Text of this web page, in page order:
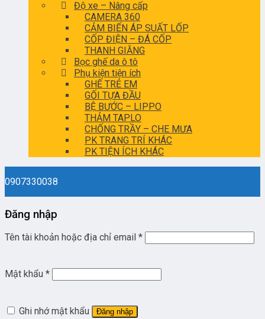
Độ xe – Nâng cấp
CAMERA 360
CẢM BIẾN ÁP SUẤT LỐP
CỐP ĐIỆN – ĐÁ CỐP
THANH GIẰNG
Bọc ghế da ô tô
Phụ kiện tiện ích
GHẾ TRẺ EM
GỐI TỰA ĐẦU
BỆ BƯỚC – LIPPO
THẢM TAPLO
CHỐNG TRẦY – CHE MƯA
PK TRANG TRÍ KHÁC
PK TIỆN ÍCH KHÁC
0907330038
Đăng nhập
Tên tài khoản hoặc địa chỉ email *
Mật khẩu *
Ghi nhớ mật khẩu Đăng nhập